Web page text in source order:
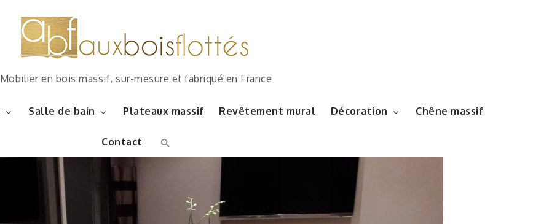
Mobilier en bois massif, sur-mesure et fabriqué en France
Salle de bain Plateaux massif Revêtement mural Décoration Chêne massif
Contact